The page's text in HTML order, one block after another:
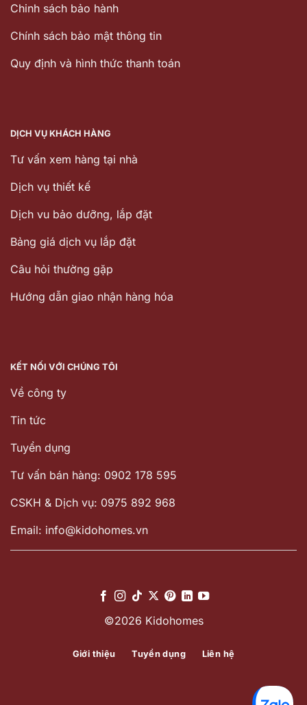
Chinh sách bảo hành
Chính sách bảo mật thông tin
Quy định và hình thức thanh toán
DỊCH VỤ KHÁCH HÀNG
Tư vấn xem hàng tại nhà
Dịch vụ thiết kế
Dịch vu bảo dưỡng, lắp đặt
Bảng giá dịch vụ lắp đặt
Câu hỏi thường gặp
Hướng dẫn giao nhận hàng hóa
KẾT NỐI VỚI CHÚNG TÔI
Về công ty
Tin tức
Tuyển dụng
Tư vấn bán hàng: 0902 178 595
CSKH & Dịch vụ: 0975 892 968
Email: info@kidohomes.vn
©2026 Kidohomes
Giới thiệu Tuyển dụng Liên hệ